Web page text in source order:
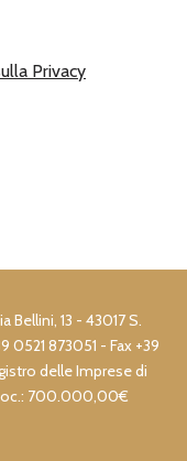
Privacy
Bellini, 13 - 43017 S.
0521 873051 - Fax +39
delle Imprese di
700.000,00€